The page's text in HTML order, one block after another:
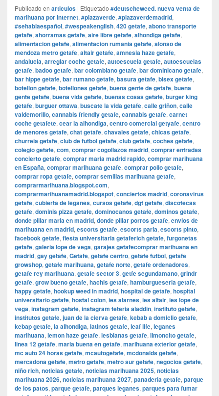
Publicado en articulos | Etiquetado #deutscheweed. nueva venta de
marihuana por internet, #plazaverde, #plazaverdemadrid,
#sehablaespañol, #wespeakenglish, 420 getafe, abono transporte
getafe, ahorramas getafe, aire libre getafe, alhondiga getafe,
alimentacion getafe, alimentacion rumania getafe, alonso de
mendoza metro getafe, altair getafe, amnesia haze getafe,
andalucia, arreglar coche getafe, autoescuela getafe, autoescuelas
getafe, badoo getafe, bar colombiano getafe, bar dominicano getafe,
bar hippe getafe, bar rumano getafe, basura getafe, bisex getafe,
botellon getafe, botellones getafe, buena gente de getafe, buena
gente getafe, buena vida getafe, buenas cosas getafe, burger king
getafe, burguer ottawa, buscate la vida getafe, calle griñon, calle
valdemorillo, cannabis friendly getafe, cannabis getafe, carnet
coche getafete, cear la alhondiga, centro comercial getyafe, centro
de menores getafe, chat getafe, chavales getafe, chicas getafe,
churreia getafe, club de futbol getafe, club getafe, coches getafe,
colegio getafe, com, comprar cogollazos madrid, comprar entradas
concierto getafe, comprar maria madrid rapido, comprar marihuana
en España, comprar marihuana getafe, comprar pollo getafe,
comprar ropa getafe, comprar semillas marihuana getafe,
comprarmarihuana.blogspot.com,
comprarmarihuanamadrid.blogspot, conciertos madrid, coronavirus
getafe, cubierta de leganes, cursos getafe, dgt getafe, discotecas
getafe, dominis pizza getafe, dominocanos getafe, dominos getafe,
donde pillar maria en madrid, donde pillar porros getafe, envios de
marihuana en madrid, escorts getafe, escorts parla, escorts pinto,
facebook getafe, fiesta universitaria getaferich getafe, furgonetas
getafe, galeria lope de vega, garajes getafecomprar marihuana en
madrid, gay getafe, Getafe, getafe centro, getafe futbol, getafe
growshop, getafe marihuana, getafe norte, getafe ordenadores,
getafe rey marihuana, getafe sector 3, getfe segundamano, grindr
getafe, grow bueno getafe, hachis getafe, hamburgueseria getafe,
happy getafe, hookup weed in madrid, hospital de getafe, hospital
universitario getafe, hostal colon, ies alarnes, ies altair, ies lope de
vega, instagram getafe, instagram teteria aladdin, instituto getafe,
institutos getafe, juan de la cierva getafe, kebab a domiclio getafe,
kebap getafe, la alhondiga, latinos getafe, leaf life, leganes
marihuana, lemon haze getafe, lesbianas getafe, limoncito getafe,
linea 12 getafe, maria buena en getafe, marihuana exterior getafe,
mc auto 24 horas getafe, mcautogetafe, mcdonalds getafe,
mercadona getafe, metro getafe, metro sur getafe, negocios getafe,
niño rich, noticias getafe, noticias marihuana 2025, noticias
marihuana 2026, noticias marihuana 2027, panaderia getafe, parque
de los patos, parque getafe, parques leganes, parques para fumar